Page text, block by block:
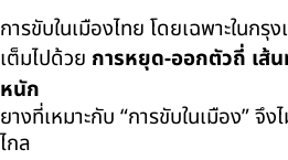
การขับในเมืองไทย โดยเฉพาะในกรุ
เต็มไปด้วย การหยุด-ออกตัวถี่ เส้
หนัก
ยางที่เหมาะกับ “การขับในเมือง” จึ
ไกล